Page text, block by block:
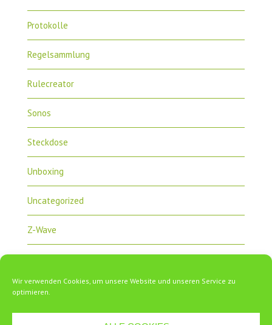
Wir verwenden Cookies, um unsere Website und unseren Service zu
optimieren.
Protokolle
Regelsammlung
Rulecreator
Sonos
Steckdose
Unboxing
Uncategorized
Z-Wave
ZipaTile